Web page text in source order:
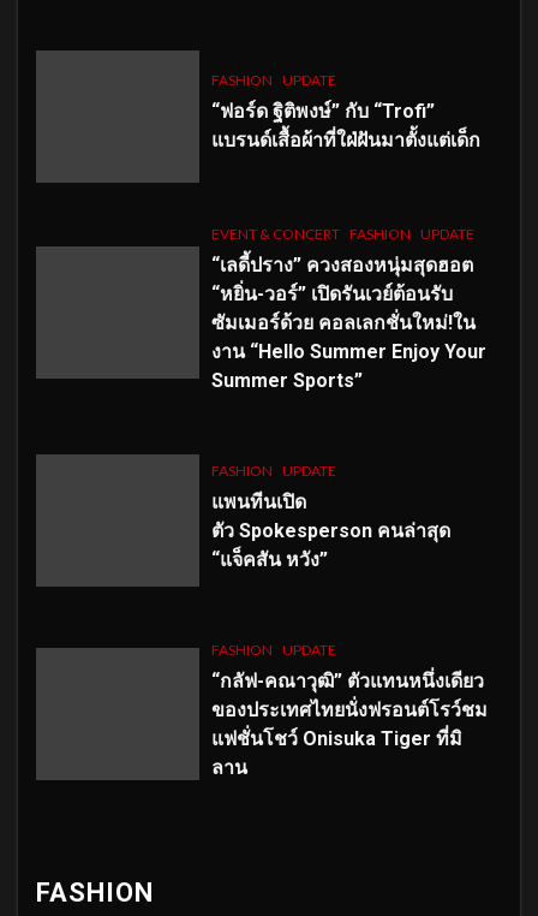
FASHION UPDATE
“ฟอร์ด ฐิติพงษ์” กับ “Trofi”
แบรนด์เสื้อผ้าที่ใฝ่ฝันมาตั้งแต่เด็ก
EVENT & CONCERT FASHION UPDATE
“เลดี้ปราง” ควงสองหนุ่มสุดฮอต
“หยิ่น-วอร์” เปิดรันเวย์ต้อนรับ
ซัมเมอร์ด้วย คอลเลกชั่นใหม่!ใน
งาน “Hello Summer Enjoy Your
Summer Sports”
FASHION UPDATE
แพนทีนเปิด
ตัว Spokesperson คนล่าสุด
“แจ็คสัน หวัง”
FASHION UPDATE
“กลัฟ-คณาวุฒิ” ตัวแทนหนึ่งเดียว
ของประเทศไทยนั่งฟรอนต์โรว์ชม
แฟชั่นโชว์ Onisuka Tiger ที่มิ
ลาน
FASHION